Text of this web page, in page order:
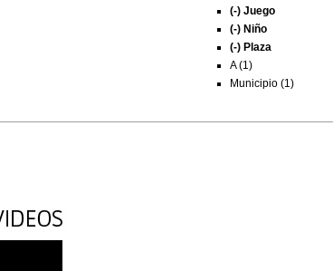
(-) Juego
(-) Niño
(-) Plaza
A (1)
Municipio (1)